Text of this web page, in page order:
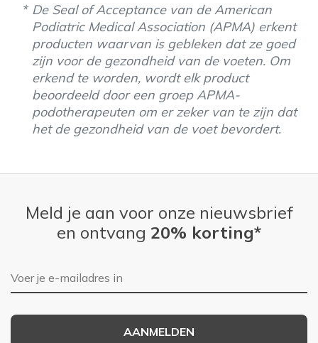
View On Shoes
I'm Really Into Shoes
De Seal of Acceptance van de American
Podiatric Medical Association (APMA) erkent
producten waarvan is gebleken dat ze goed
zijn voor de gezondheid van de voeten. Om
erkend te worden, wordt elk product
beoordeeld door een groep APMA-
podotherapeuten om er zeker van te zijn dat
het de gezondheid van de voet bevordert.
Meld je aan voor onze nieuwsbrief
en ontvang 20% korting*
E-mailadres
AANMELDEN